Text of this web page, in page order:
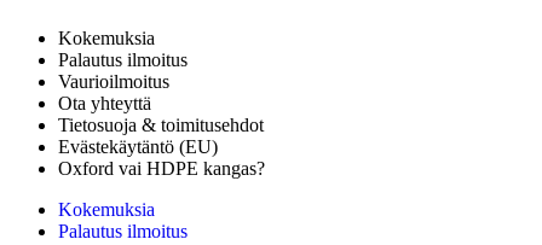
Kokemuksia
Palautus ilmoitus
Vaurioilmoitus
Ota yhteyttä
Tietosuoja & toimitusehdot
Evästekäytäntö (EU)
Oxford vai HDPE kangas?
Kokemuksia
Palautus ilmoitus